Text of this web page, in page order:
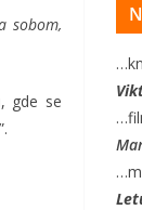
sobom,
gde se